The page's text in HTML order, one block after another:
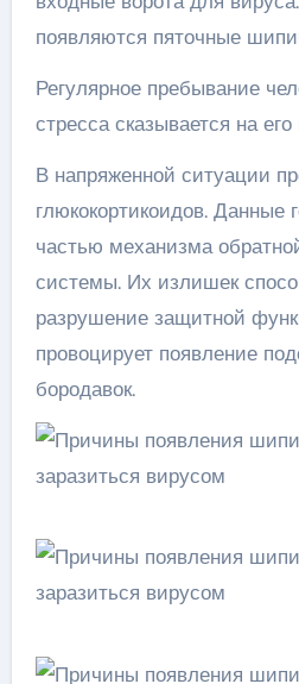
появляются пяточные
Регулярное пребывание
стресса сказывается на
В напряженной ситуации
глюкокортикоидов. Данные
частью механизма
системы. Их излишек
разрушение защитной
провоцирует появление
бородавок.